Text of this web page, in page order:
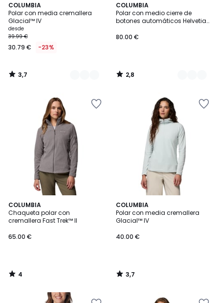
COLUMBIA
Polar con media cremallera
Glacial™ IV
desde
39.99 €
30.79 € -23%
3,7
/ 5
3
Colores
3,7
/
COLUMBIA
Polar con medio cierre de
botones automáticos Helvetia™
80.00 €
2,8
/ 5
2
Colores
2,8
/
COLUMBIA
Chaqueta polar con
cremallera Fast Trek™ II
65.00 €
4
/
5
4
/
COLUMBIA
Polar con media cremallera
Glacial™ IV
40.00 €
3,7
/ 5
3,7
/